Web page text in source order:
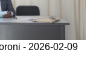
- 2026-02-09